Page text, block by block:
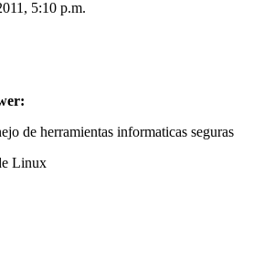
5:10 p.m.
de herramientas informaticas seguras
Linux